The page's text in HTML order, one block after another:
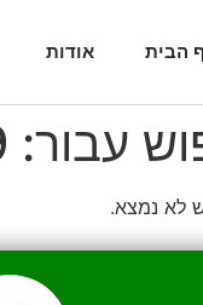
הבית אודות
עבור:
לא נמצא.